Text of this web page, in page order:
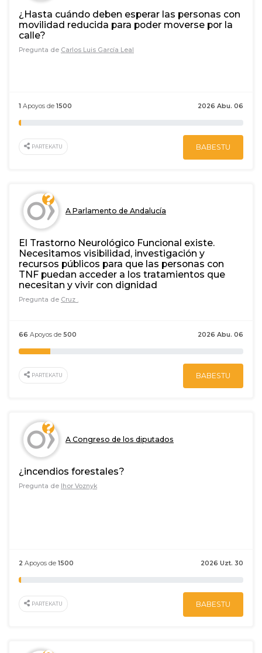
¿Hasta cuándo deben esperar las personas con
movilidad reducida para poder moverse por la
calle?
Pregunta de Carlos Luis García Leal
2026 Abu. 06
1 Apoyos de 1500
PARTEKATU BABESTU
A Parlamento de Andalucía
El Trastorno Neurológico Funcional existe.
Necesitamos visibilidad, investigación y
recursos públicos para que las personas con
TNF puedan acceder a los tratamientos que
necesitan y vivir con dignidad
Pregunta de Cruz .
2026 Abu. 06
66 Apoyos de 500
PARTEKATU BABESTU
A Congreso de los diputados
¿incendios forestales?
Pregunta de Ihor Voznyk
2026 Uzt. 30
2 Apoyos de 1500
PARTEKATU BABESTU